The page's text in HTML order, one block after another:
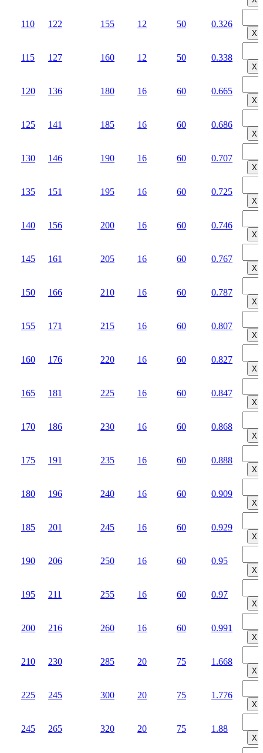
110 122 155 12 50 0.326
Х
115 127 160 12 50 0.338
Х
120 136 180 16 60 0.665
Х
125 141 185 16 60 0.686
Х
130 146 190 16 60 0.707
Х
135 151 195 16 60 0.725
Х
140 156 200 16 60 0.746
Х
145 161 205 16 60 0.767
Х
150 166 210 16 60 0.787
Х
155 171 215 16 60 0.807
Х
160 176 220 16 60 0.827
Х
165 181 225 16 60 0.847
Х
170 186 230 16 60 0.868
Х
175 191 235 16 60 0.888
Х
180 196 240 16 60 0.909
Х
185 201 245 16 60 0.929
Х
190 206 250 16 60 0.95
Х
195 211 255 16 60 0.97
Х
200 216 260 16 60 0.991
Х
210 230 285 20 75 1.668
Х
225 245 300 20 75 1.776
Х
245 265 320 20 75 1.88
Х